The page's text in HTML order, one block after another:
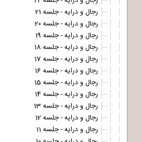
رجال و درایه - جلسه 21
رجال و درایه - جلسه 20
رجال و درایه - جلسه 19
رجال و درایه - جلسه 18
رجال و درایه - جلسه 17
رجال و درایه - جلسه 16
رجال و درایه - جلسه 15
رجال و درایه - جلسه 14
رجال و درایه - جلسه 13
رجال و درایه - جلسه 12
رجال و درایه - جلسه 11